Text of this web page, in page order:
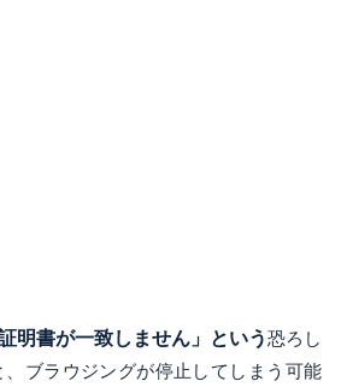
明書が一致しません」という恐ろし
ブラウジングが停止してしまう可能